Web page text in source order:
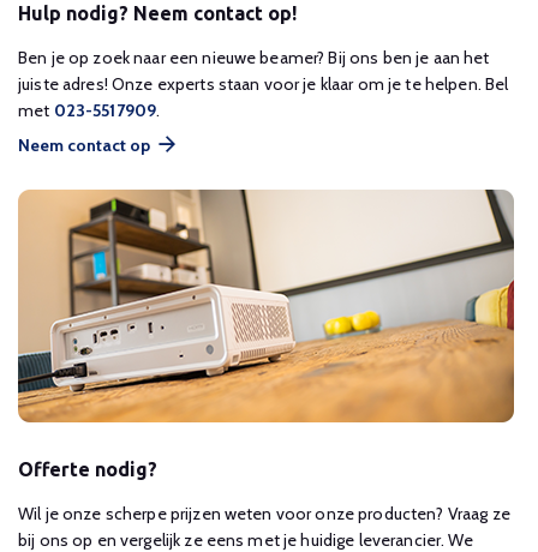
Hulp nodig? Neem contact op!
Ben je op zoek naar een nieuwe beamer? Bij ons ben je aan het
juiste adres! Onze experts staan voor je klaar om je te helpen. Bel
met 023-5517909.
Neem contact op
Offerte nodig?
Wil je onze scherpe prijzen weten voor onze producten? Vraag ze
bij ons op en vergelijk ze eens met je huidige leverancier. We